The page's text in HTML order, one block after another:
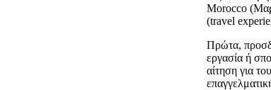
Morocco
(travel
Πρώτα,
εργασία ή
αίτηση για